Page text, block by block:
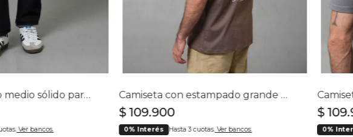
Chaquetas y Chalecos
Jean straight tiro medio sólido para hombre
Ver bancos.
Camiseta con estampado grande en espalda para hombre
$ 109.900
0% Interés Hasta 3 cuotas.Ver bancos.
$ 109.
0%